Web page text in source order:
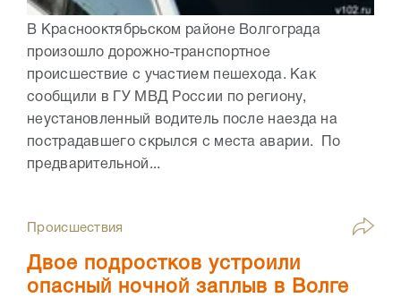
В Краснооктябрьском районе Волгограда
произошло дорожно-транспортное
происшествие с участием пешехода. Как
сообщили в ГУ МВД России по региону,
неустановленный водитель после наезда на
пострадавшего скрылся с места аварии. По
предварительной...
Происшествия
Двое подростков устроили
опасный ночной заплыв в Волге